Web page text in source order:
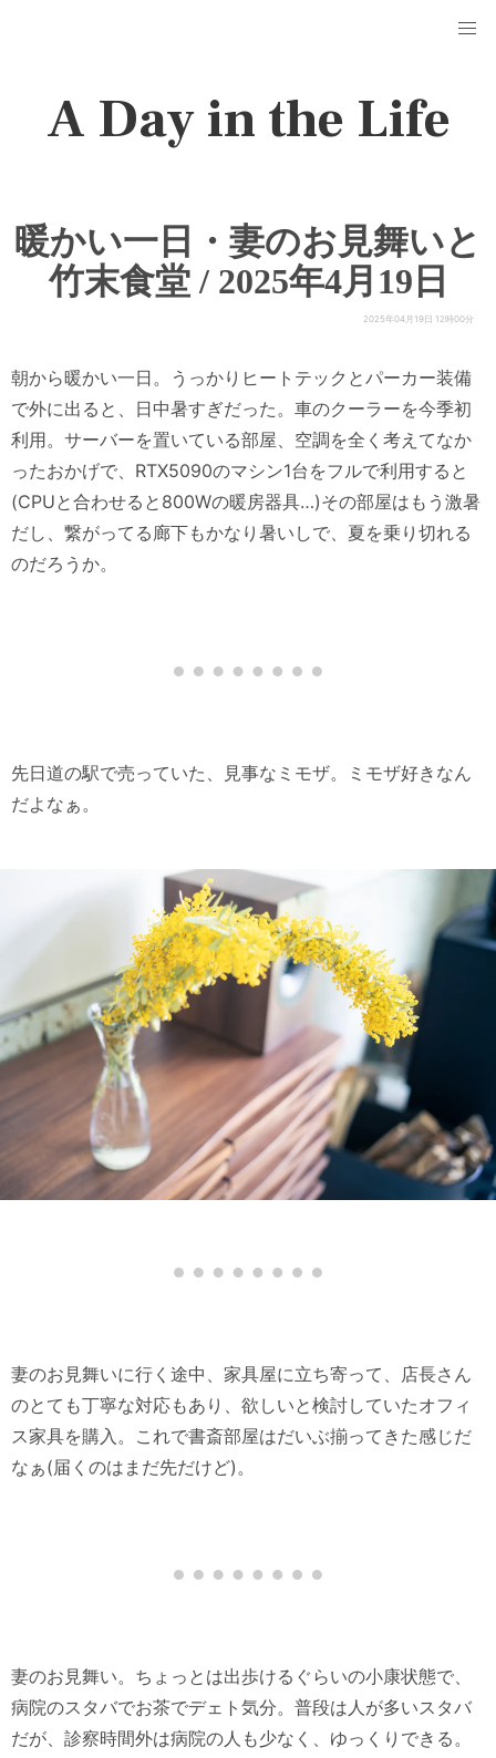
A Day in the Life
暖かい一日・妻のお見舞いと
竹末食堂 / 2025年4月19日
2025年04月19日 12時00分
朝から暖かい一日。うっかりヒートテックとパーカー装備
で外に出ると、日中暑すぎだった。車のクーラーを今季初
利用。サーバーを置いている部屋、空調を全く考えてなか
ったおかげで、RTX5090のマシン1台をフルで利用すると
(CPUと合わせると800Wの暖房器具…)その部屋はもう激暑
だし、繋がってる廊下もかなり暑いしで、夏を乗り切れる
のだろうか。
先日道の駅で売っていた、見事なミモザ。ミモザ好きなん
だよなぁ。
妻のお見舞いに行く途中、家具屋に立ち寄って、店長さん
のとても丁寧な対応もあり、欲しいと検討していたオフィ
ス家具を購入。これで書斎部屋はだいぶ揃ってきた感じだ
なぁ(届くのはまだ先だけど)。
妻のお見舞い。ちょっとは出歩けるぐらいの小康状態で、
病院のスタバでお茶でデェト気分。普段は人が多いスタバ
だが、診察時間外は病院の人も少なく、ゆっくりできる。